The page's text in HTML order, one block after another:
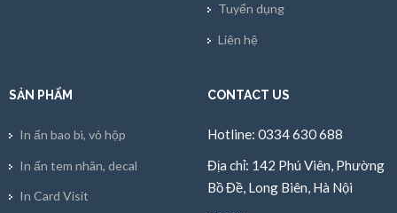
Tuyển dụng
Liên hệ
SẢN PHẨM
In ấn bao bì, vỏ hộp
In ấn tem nhãn, decal
In Card Visit
CONTACT US
Hotline: 0334 630 688
Địa chỉ: 142 Phú Viên, Phường
Bồ Đề, Long Biên, Hà Nội